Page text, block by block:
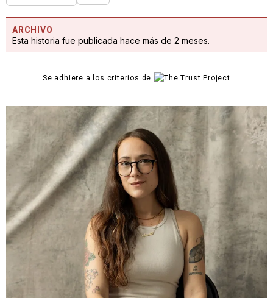
ARCHIVO
Esta historia fue publicada hace más de 2 meses.
Se adhiere a los criterios de